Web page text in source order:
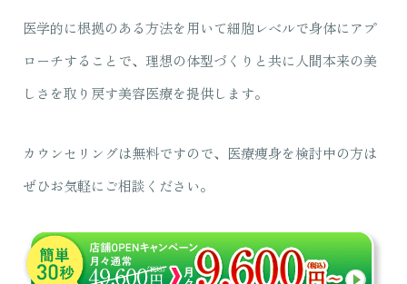
医学的に根拠のある方法を用いて細胞レベルで身体にアプ
ローチすることで、理想の体型づくりと共に人間本来の美
しさを取り戻す美容医療を提供します。
カウンセリングは無料ですので、医療痩身を検討中の方は
ぜひお気軽にご相談ください。